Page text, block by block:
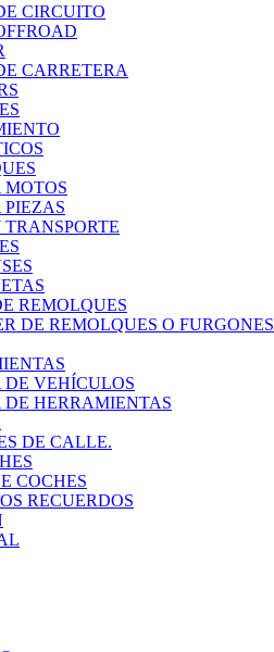
CIRCUITO
CARRETERA
MOTOS
PIEZAS
REMOLQUES
DE REMOLQUES O FURGONES
DE VEHÍCULOS
DE HERRAMIENTAS
DE CALLE.
COCHES
RECUERDOS